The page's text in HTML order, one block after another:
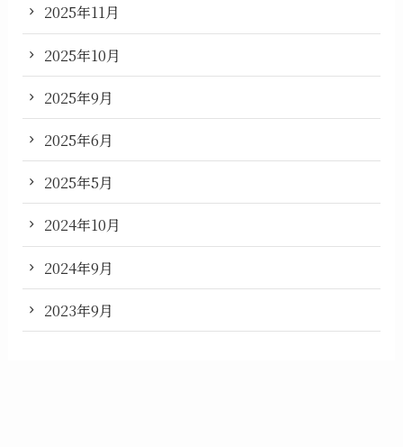
2025年11月
2025年10月
2025年9月
2025年6月
2025年5月
2024年10月
2024年9月
2023年9月